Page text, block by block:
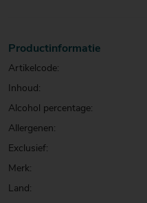
Productinformatie
Artikelcode:
Inhoud:
Alcohol percentage:
Allergenen:
Exclusief:
Merk:
Land: